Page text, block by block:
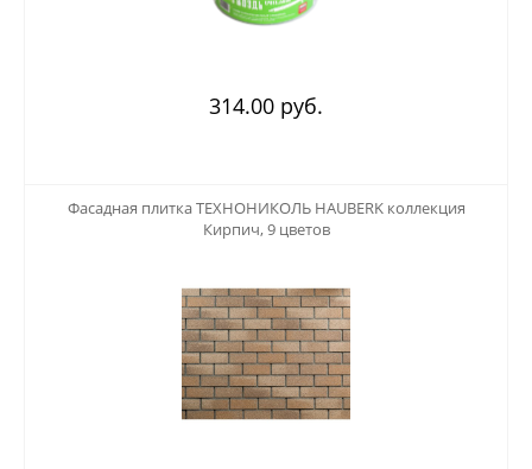
314.00 руб.
Фасадная плитка ТЕХНОНИКОЛЬ HAUBERK коллекция
Кирпич, 9 цветов